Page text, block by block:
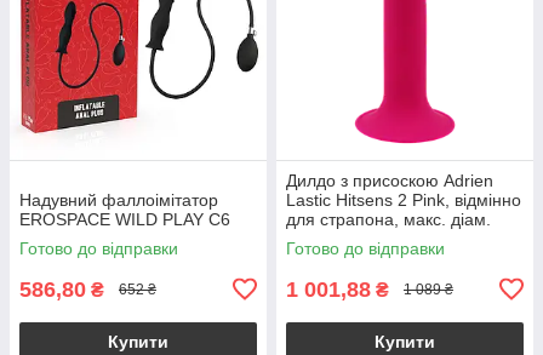
Надувний фаллоімітатор
EROSPACE WILD PLAY C6
Готово до відправки
586,80 ₴ 652 ₴
Купити
Дилдо з присоскою Adrien
Lastic Hitsens 2 Pink, відмінно
для страпона, макс. діам.
4см, довж. 16,7см
Готово до відправки
1 001,88 ₴ 1 089 ₴
Купити